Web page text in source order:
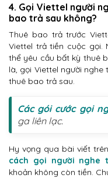
4. Gọi Viettel người
bao trả sau không?
Thuê bao trả trước
Viettel trả tiền cuộc gọi.
thể yêu cầu bất kỳ thuê
là, gọi Viettel người nghe
thuê bao trả sau.
Các gói cước gọi
ga liên lạc.
Hy vọng qua bài viết
cách gọi người nghe
khoản không còn tiền.